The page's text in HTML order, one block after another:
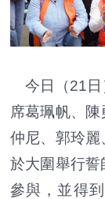
今日（21日
席葛珮帆、
仲尼、郭玲麗
於大圍舉行
參與，並得